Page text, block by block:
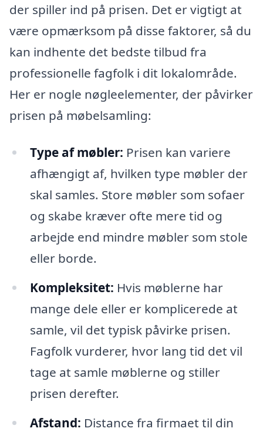
der spiller ind på prisen. Det er vigtigt at
være opmærksom på disse faktorer, så du
kan indhente det bedste tilbud fra
professionelle fagfolk i dit lokalområde.
Her er nogle nøgleelementer, der påvirker
prisen på møbelsamling:
Type af møbler: Prisen kan variere
afhængigt af, hvilken type møbler der
skal samles. Store møbler som sofaer
og skabe kræver ofte mere tid og
arbejde end mindre møbler som stole
eller borde.
Kompleksitet: Hvis møblerne har
mange dele eller er komplicerede at
samle, vil det typisk påvirke prisen.
Fagfolk vurderer, hvor lang tid det vil
tage at samle møblerne og stiller
prisen derefter.
Afstand: Distance fra firmaet til din